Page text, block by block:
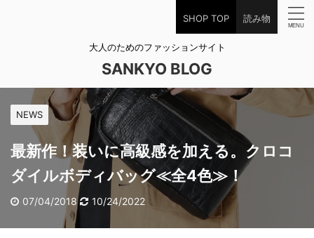
SHOP TOP 読み物
大人のためのファッションサイト
SANKYO BLOG
NEWS
最新作！装いに高級感を加える。クロコ
ダイルボディバッグ≪全4色≫！
07/04/2018 10/24/2022